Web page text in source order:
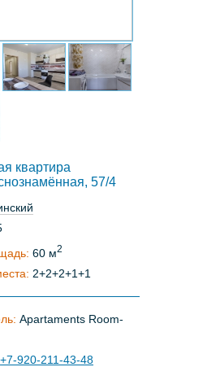
квартира
57/4
60 м2
2+2+2+1+1
Apartaments Room-
+7-920-211-43-48